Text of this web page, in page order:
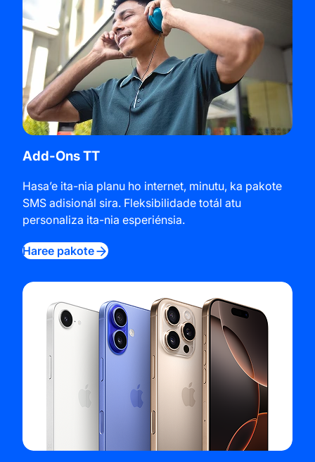
Add-Ons TT
Hasa’e ita-nia planu ho internet, minutu, ka pakote
SMS adisionál sira. Fleksibilidade totál atu
personaliza ita-nia esperiénsia.
Haree pakote